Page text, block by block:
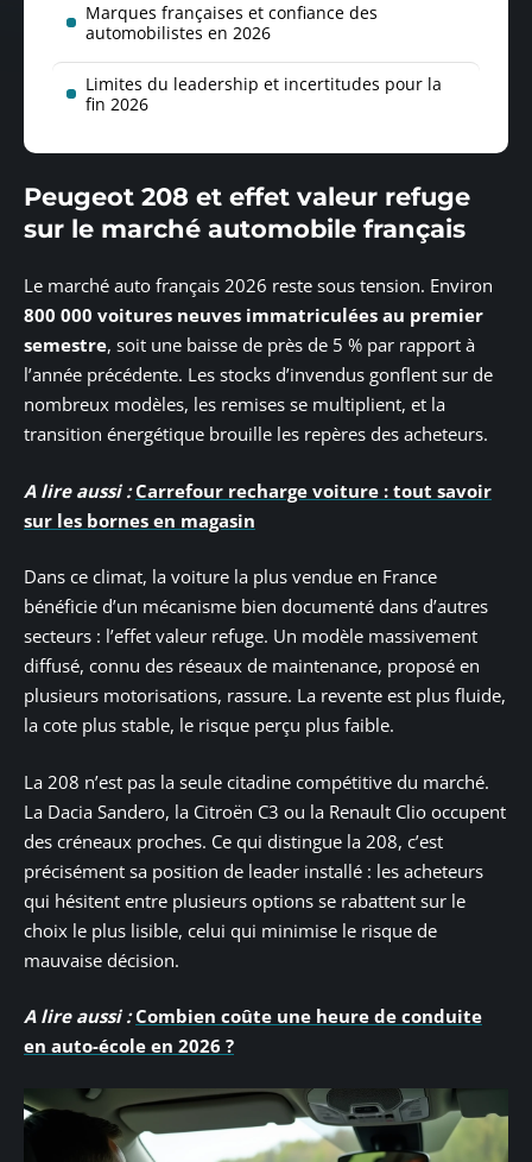
Marques françaises et confiance des
automobilistes en 2026
Limites du leadership et incertitudes pour la
fin 2026
Peugeot 208 et effet valeur refuge
sur le marché automobile français
Le marché auto français 2026 reste sous tension. Environ
800 000 voitures neuves immatriculées au premier
semestre, soit une baisse de près de 5 % par rapport à
l’année précédente. Les stocks d’invendus gonflent sur de
nombreux modèles, les remises se multiplient, et la
transition énergétique brouille les repères des acheteurs.
A lire aussi : Carrefour recharge voiture : tout savoir
sur les bornes en magasin
Dans ce climat, la voiture la plus vendue en France
bénéficie d’un mécanisme bien documenté dans d’autres
secteurs : l’effet valeur refuge. Un modèle massivement
diffusé, connu des réseaux de maintenance, proposé en
plusieurs motorisations, rassure. La revente est plus fluide,
la cote plus stable, le risque perçu plus faible.
La 208 n’est pas la seule citadine compétitive du marché.
La Dacia Sandero, la Citroën C3 ou la Renault Clio occupent
des créneaux proches. Ce qui distingue la 208, c’est
précisément sa position de leader installé : les acheteurs
qui hésitent entre plusieurs options se rabattent sur le
choix le plus lisible, celui qui minimise le risque de
mauvaise décision.
A lire aussi : Combien coûte une heure de conduite
en auto-école en 2026 ?